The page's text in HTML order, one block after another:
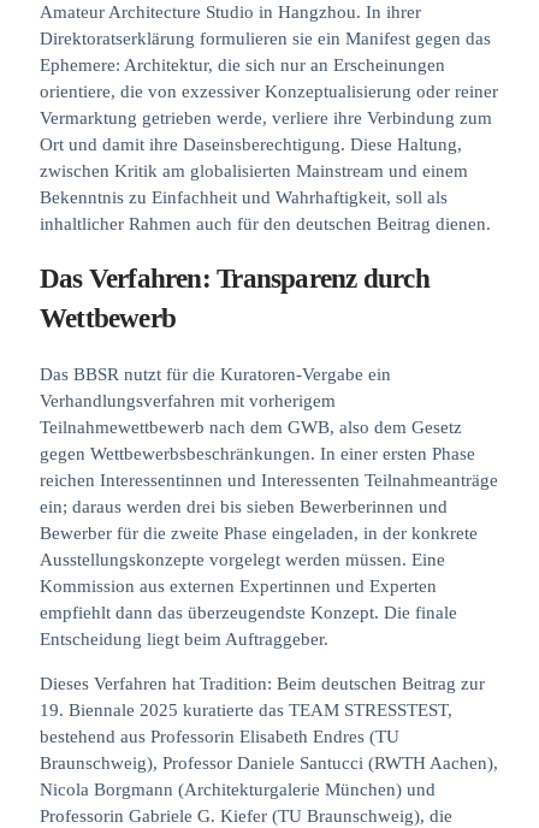
Amateur Architecture Studio in Hangzhou. In ihrer
Direktoratserklärung formulieren sie ein Manifest gegen das
Ephemere: Architektur, die sich nur an Erscheinungen
orientiere, die von exzessiver Konzeptualisierung oder reiner
Vermarktung getrieben werde, verliere ihre Verbindung zum
Ort und damit ihre Daseinsberechtigung. Diese Haltung,
zwischen Kritik am globalisierten Mainstream und einem
Bekenntnis zu Einfachheit und Wahrhaftigkeit, soll als
inhaltlicher Rahmen auch für den deutschen Beitrag dienen.
Das Verfahren: Transparenz durch
Wettbewerb
Das BBSR nutzt für die Kuratoren-Vergabe ein
Verhandlungsverfahren mit vorherigem
Teilnahmewettbewerb nach dem GWB, also dem Gesetz
gegen Wettbewerbsbeschränkungen. In einer ersten Phase
reichen Interessentinnen und Interessenten Teilnahmeanträge
ein; daraus werden drei bis sieben Bewerberinnen und
Bewerber für die zweite Phase eingeladen, in der konkrete
Ausstellungskonzepte vorgelegt werden müssen. Eine
Kommission aus externen Expertinnen und Experten
empfiehlt dann das überzeugendste Konzept. Die finale
Entscheidung liegt beim Auftraggeber.
Dieses Verfahren hat Tradition: Beim deutschen Beitrag zur
19. Biennale 2025 kuratierte das TEAM STRESSTEST,
bestehend aus Professorin Elisabeth Endres (TU
Braunschweig), Professor Daniele Santucci (RWTH Aachen),
Nicola Borgmann (Architekturgalerie München) und
Professorin Gabriele G. Kiefer (TU Braunschweig), die